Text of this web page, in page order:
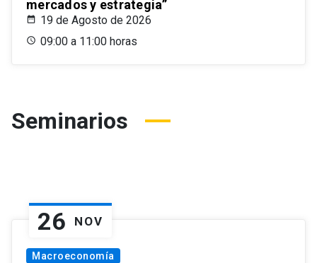
mercados y estrategia”
19 de Agosto de 2026
09:00 a 11:00 horas
Seminarios
26 NOV
Macroeconomía